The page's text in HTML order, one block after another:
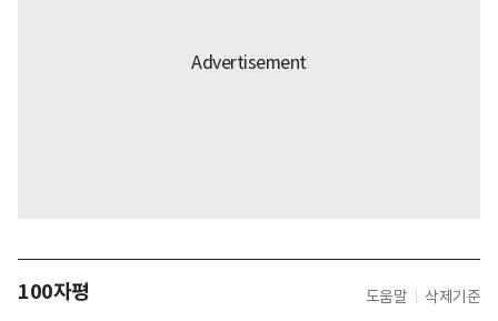
100자평 도움말 삭제기준